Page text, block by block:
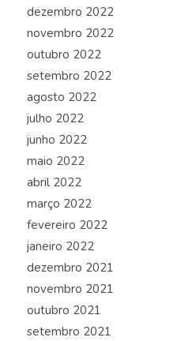
dezembro 2022
novembro 2022
outubro 2022
setembro 2022
agosto 2022
julho 2022
junho 2022
maio 2022
abril 2022
março 2022
fevereiro 2022
janeiro 2022
dezembro 2021
novembro 2021
outubro 2021
setembro 2021